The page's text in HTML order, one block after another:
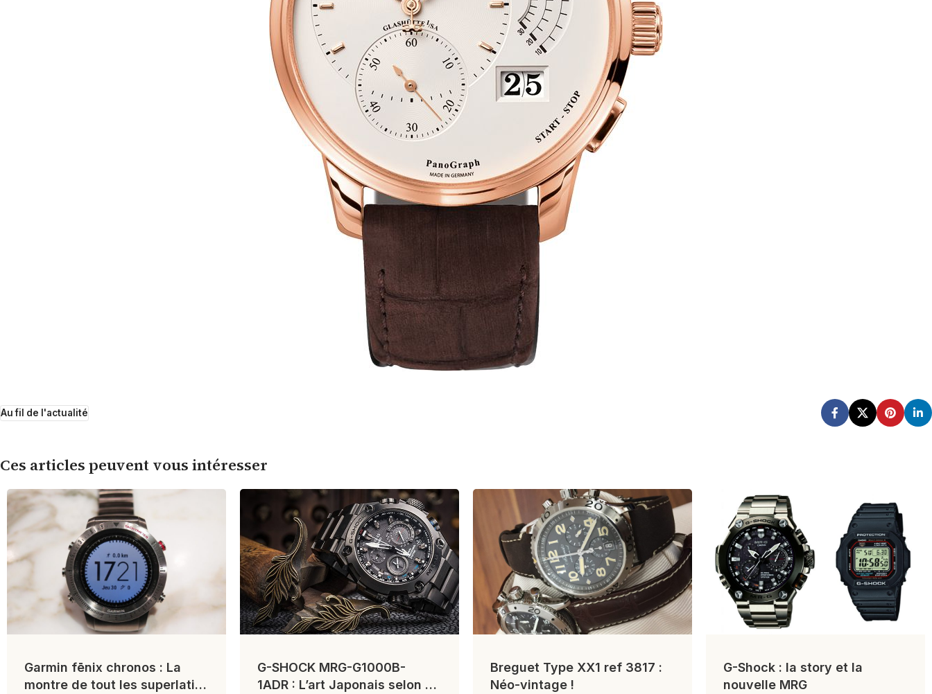
Au fil de l'actualité
Ces articles peuvent vous intéresser
Garmin fēnix chronos : La
montre de tout les superlatifs
G-SHOCK MRG-G1000B-
1ADR : L’art Japonais selon G-
Breguet Type XX1 ref 3817 :
Néo-vintage !
G-Shock : la story et la
nouvelle MRG